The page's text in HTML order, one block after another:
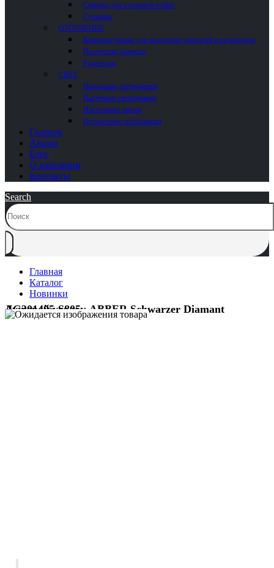
Сифоны для кухонной мойки
Сушилки
ОТОПЛЕНИЕ
Комплектующие для полотенцесушителей и радиаторов
Полотенцесушители
Радиаторы
СВЕТ
Напольные светильники
Настенные светильники
Настольные лампы
Потолочные светильники
Галерея
Акции
Блог
О компании
Контакты
Search
Главная
Каталог
Новинки
Душевой уголок ABBER Schwarzer Diamant AG301405-S805